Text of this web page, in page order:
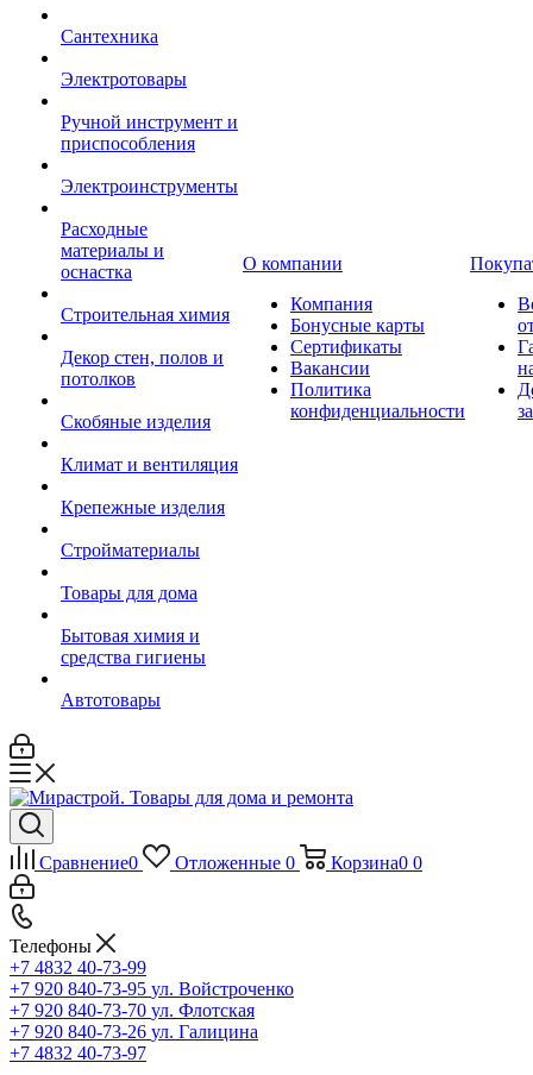
Сантехника
Электротовары
Ручной инструмент и
приспособления
Электроинструменты
Расходные
материалы и
оснастка
Строительная химия
Декор стен, полов и
потолков
Скобяные изделия
Климат и вентиляция
Крепежные изделия
Стройматериалы
Товары для дома
Бытовая химия и
средства гигиены
Автотовары
О компании
Компания
Бонусные карты
Сертификаты
Вакансии
Политика
конфиденциальности
Сравнение0 Отложенные 0 Корзина0 0
Телефоны
+7 4832 40-73-99
+7 920 840-73-95 ул. Войстроченко
+7 920 840-73-70 ул. Флотская
+7 920 840-73-26 ул. Галицина
+7 4832 40-73-97